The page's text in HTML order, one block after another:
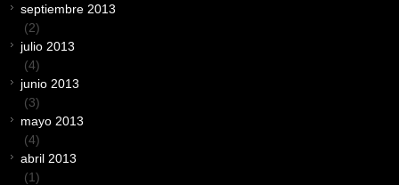
septiembre 2013
(2)
julio 2013
(4)
junio 2013
(3)
mayo 2013
(4)
abril 2013
(1)